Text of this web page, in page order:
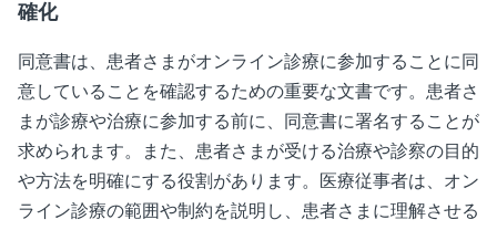
確化
同意書は、患者さまがオンライン診療に参加することに同
意していることを確認するための重要な文書です。患者さ
まが診療や治療に参加する前に、同意書に署名することが
求められます。また、患者さまが受ける治療や診察の目的
や方法を明確にする役割があります。医療従事者は、オン
ライン診療の範囲や制約を説明し、患者さまに理解させる